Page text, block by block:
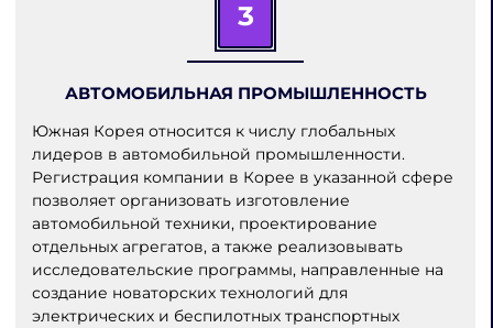
3
АВТОМОБИЛЬНАЯ ПРОМЫШЛЕННОСТЬ
Южная Корея относится к числу глобальных
лидеров в автомобильной промышленности.
Регистрация компании в Корее в указанной сфере
позволяет организовать изготовление
автомобильной техники, проектирование
отдельных агрегатов, а также реализовывать
исследовательские программы, направленные на
создание новаторских технологий для
электрических и беспилотных транспортных